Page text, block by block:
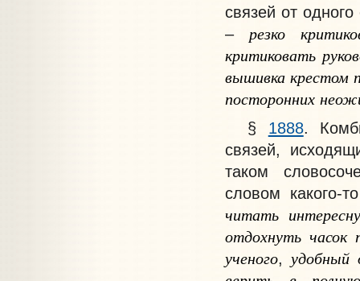
связей от
– резко
критиковать
вышивка крестом
посторонних
§ 1888.
связей,
таком
словом какого-
читать
отдохнуть часок
ученого, удобный